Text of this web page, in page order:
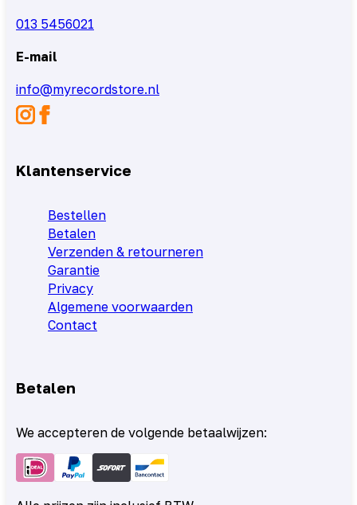
013 5456021
E-mail
info@myrecordstore.nl
Klantenservice
Bestellen
Betalen
Verzenden & retourneren
Garantie
Privacy
Algemene voorwaarden
Contact
Betalen
We accepteren de volgende betaalwijzen: